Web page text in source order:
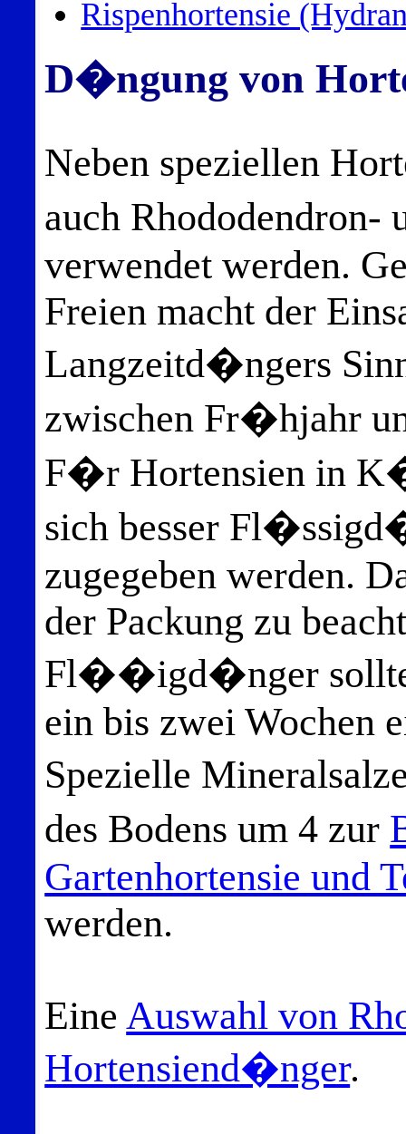
Rispenhortensie
D�ngung von
Neben speziellen
auch
verwendet werden.
Freien macht der
Langzeitd�ngers
zwischen Fr�hjahr
F�r Hortensien in
sich besser
zugegeben werden.
der Packung zu
Fl��igd�nger
ein bis zwei Wochen
Spezielle
des Bodens um 4 zur
Gartenhortensie und
werden.
EineAuswahl von
Hortensiend�nger.